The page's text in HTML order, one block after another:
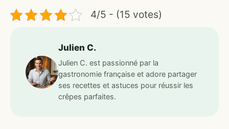
4/5 - (15 votes)
Julien C.
Julien C. est passionné par la
gastronomie française et adore partager
ses recettes et astuces pour réussir les
crêpes parfaites.